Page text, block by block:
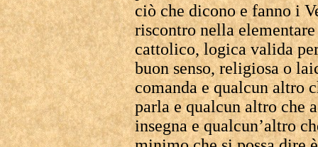
ciò che dicono e fanno i
riscontro nella
cattolico, logica valida
buon senso, religiosa o
comanda e qualcun altro
parla e qualcun altro che
insegna e qualcun’altro